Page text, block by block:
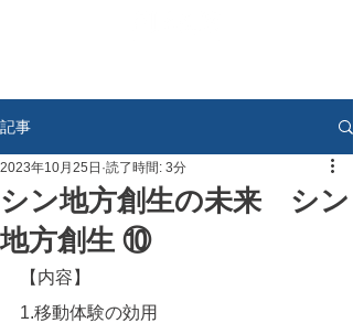
記事
シン地方創生の未来 シン
地方創生 ⑩
2023年10月25日 読了時間: 3分
【内容】
1.移動体験の効用